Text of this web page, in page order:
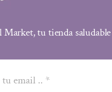
Market, tu tienda saludable